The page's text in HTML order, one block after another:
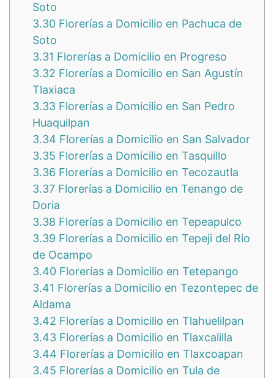
Soto
3.30 Florerías a Domicilio en Pachuca de
Soto
3.31 Florerías a Domicilio en Progreso
3.32 Florerías a Domicilio en San Agustín
Tlaxiaca
3.33 Florerías a Domicilio en San Pedro
Huaquilpan
3.34 Florerías a Domicilio en San Salvador
3.35 Florerías a Domicilio en Tasquillo
3.36 Florerías a Domicilio en Tecozautla
3.37 Florerías a Domicilio en Tenango de
Doria
3.38 Florerías a Domicilio en Tepeapulco
3.39 Florerías a Domicilio en Tepeji del Rio
de Ocampo
3.40 Florerías a Domicilio en Tetepango
3.41 Florerías a Domicilio en Tezontepec de
Aldama
3.42 Florerías a Domicilio en Tlahuelilpan
3.43 Florerías a Domicilio en Tlaxcalilla
3.44 Florerías a Domicilio en Tlaxcoapan
3.45 Florerías a Domicilio en Tula de